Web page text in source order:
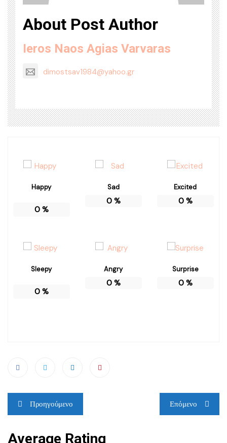
About Post Author
Ieros Naos Agias Varvaras
dimostsav1984@yahoo.gr
Happy
0%
Sad
0%
Excited
0%
Sleepy
0%
Angry
0%
Surprise
0%
Πλοήγηση
άρθρων
Προηγούμενο Επόμενο
Average Rating